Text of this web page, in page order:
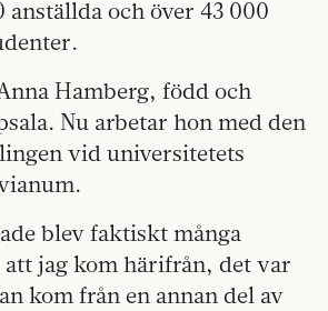
anställda och över 43 000
Hamberg, född och
Nu arbetar hon med den
vid universitetets
blev faktiskt många
jag kom härifrån, det var
kom från en annan del av